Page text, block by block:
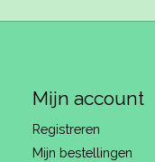
Mijn account
Registreren
Mijn bestellingen